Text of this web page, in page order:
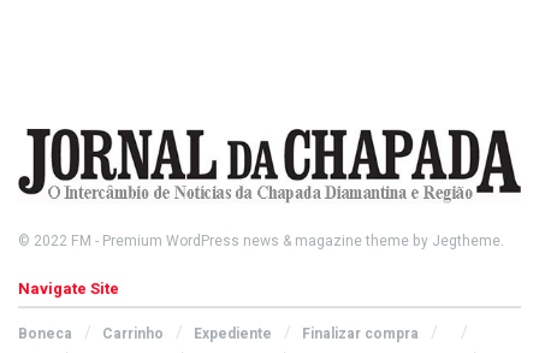
© 2022 FM - Premium WordPress news & magazine theme by Jegtheme.
Navigate Site
Boneca Carrinho Expediente
Finalizar compra